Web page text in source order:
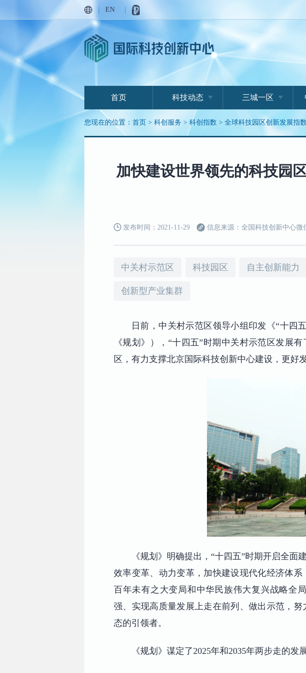
EN
首页 科技动态 三城一区
您现在的位置： 首页 > 科创服务 > 科创指数 > 全球科技园区创新发展指数
加快建设世界领先的科技园
发布时间：2021-11-29 信息来源：全国科技创新中心微
中关村示范区 科技园区 自主创新能力
创新型产业集群
日前，中关村示范区领导小组印发《“十四
《规划》），“十四五”时期中关村示范区发展
区，有力支撑北京国际科技创新中心建设，更好
《规划》明确提出，“十四五”时期开启全面
效率变革、动力变革，加快建设现代化经济体
百年未有之大变局和中华民族伟大复兴战略全
强、实现高质量发展上走在前列、做出示范，
态的引领者。
《规划》谋定了2025年和2035年两步走的发